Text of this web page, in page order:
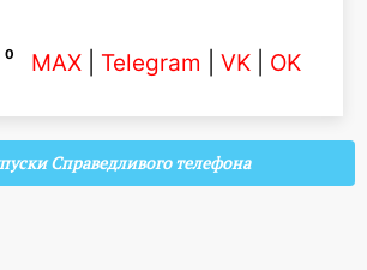
0 MAX Telegram VK OK
Справедливого телефона